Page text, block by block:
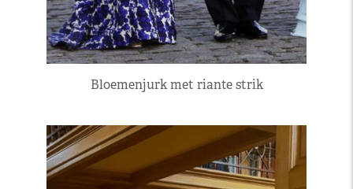
Bloemenjurk met riante strik